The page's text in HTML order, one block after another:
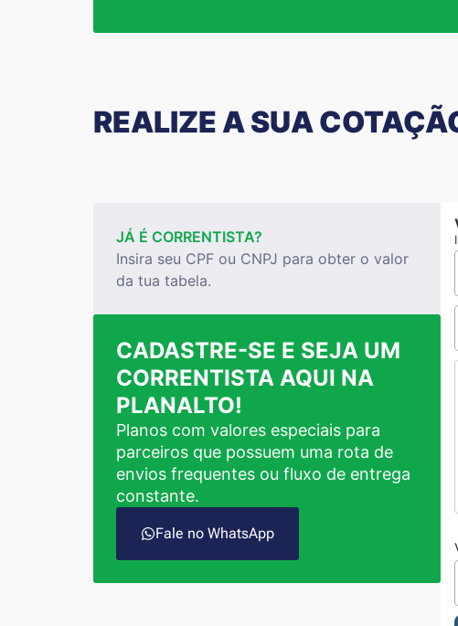
REALIZE A SUA
JÁ É CORRENTISTA?
Insira seu CPF ou CNPJ para obter o valor
da tua tabela.
CADASTRE-SE E SEJA UM
CORRENTISTA AQUI NA
PLANALTO!
Planos com valores especiais para
parceiros que possuem uma rota de
envios frequentes ou fluxo de entrega
constante.
Fale no WhatsApp